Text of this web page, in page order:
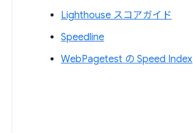
Lighthouse スコアガイド
Speedline
WebPagetest の Speed Index